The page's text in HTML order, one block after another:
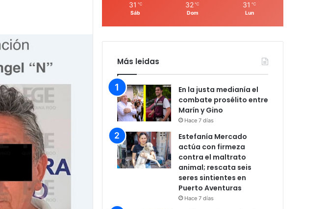
31 ℃
Sáb
32 ℃
Dom
31 ℃
Lun
Más leidas
En la justa medianía el
combate prosélito entre
Marín y Gino
Hace 7 días
Estefanía Mercado
actúa con firmeza
contra el maltrato
animal; rescata seis
seres sintientes en
Puerto Aventuras
Hace 7 días